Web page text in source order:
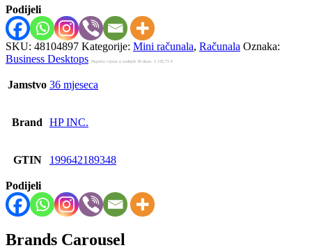
Podijeli
SKU: 48104897 Kategorije: Mini računala, Računala Oznaka:
Business Desktops
Najniža cijena u zadnjih 30 dana: 1.135,71 €
Jamstvo 36 mjeseca
Brand HP INC.
GTIN 199642189348
Podijeli
Brands Carousel